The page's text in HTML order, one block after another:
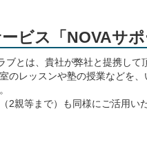
ビス 「NOVAサ
ブとは、貴社が弊社と提携し
のレッスンや塾の授業などを
2親等まで）も同様にご活用い